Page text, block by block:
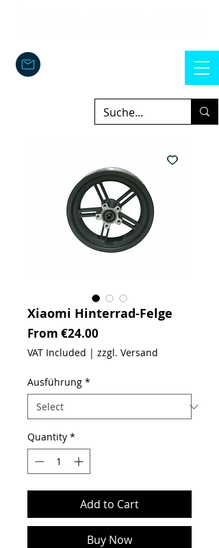
Xiaomi Hinterrad-Felge
From €24.00
VAT Included | zzgl. Versand
Ausführung *
Quantity *
Add to Cart
Buy Now